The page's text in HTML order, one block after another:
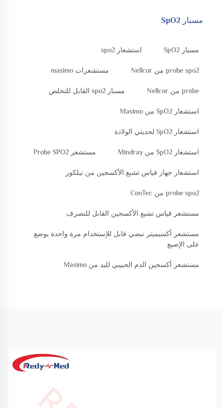
مسبار SpO2
مسبار SpO2 استشعار spo2
probe spo2 من Nellcor مستشعرات masimo
probe من Nellcor مسبار spo2 القابل للتخلص
استشعار SpO2 من Masimo
استشعار SpO2 لحديثي الولادة
استشعار SpO2 من Mindray مستشعر Probe SPO2
استشعار جهاز قياس تشبع الأكسجين من نيلكور
probe spo2 من ConTec
مستشعر قياس تشبع الأكسجين القابل للتصرف
مستشعر أكسيميتر نبضي قابل للإستخدام مرة واحدة يوضع
على الإصبع
مستشعر أكسجين الدم الحبيبي لليد من Masimo